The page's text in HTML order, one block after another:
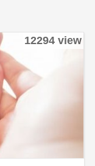
12294 view